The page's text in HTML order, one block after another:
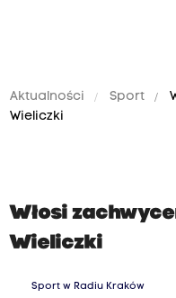
Aktualności Sport
Wieliczki
Włosi
Wieliczki
Sport w Radiu Kraków